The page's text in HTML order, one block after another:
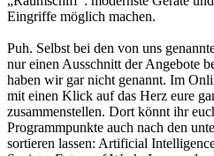
Eingriffe möglich machen.
Puh. Selbst bei den von uns
nur einen Ausschnitt der Angebote
haben wir gar nicht genannt. Im
mit einen Klick auf das Herz eure
zusammenstellen. Dort könnt ihr
Programmpunkte auch nach den
sortieren lassen: Artificial